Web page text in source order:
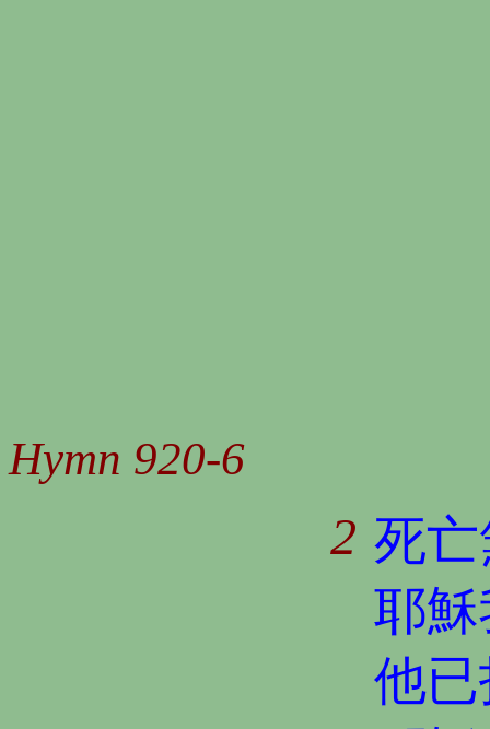
Hymn 920-6
2 死
耶
他